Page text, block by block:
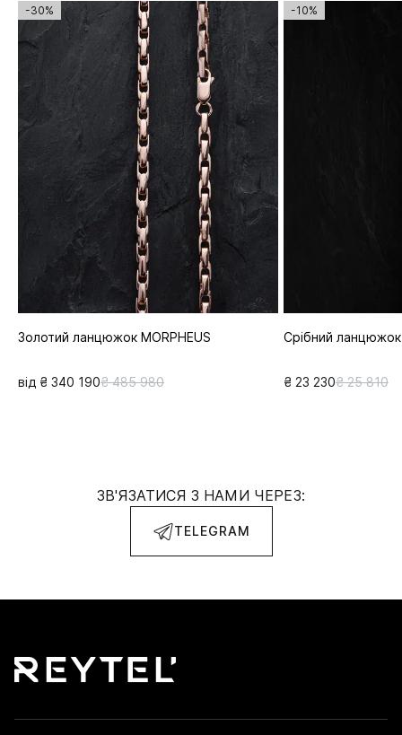
-30%
Золотий ланцюжок MORPHEUS
від ₴ 340 190₴ 485 980
-10%
Срібний ланцюжок
₴ 23 230₴ 25 810
ЗВ'ЯЗАТИСЯ З НАМИ ЧЕРЕЗ:
TELEGRAM